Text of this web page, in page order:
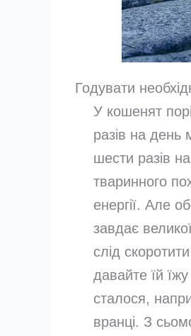
Годувати
У кошенят
разів на день
шести разів на
тваринного
енергії. Але
завдає
слід
давайте їй
сталося,
вранці. З